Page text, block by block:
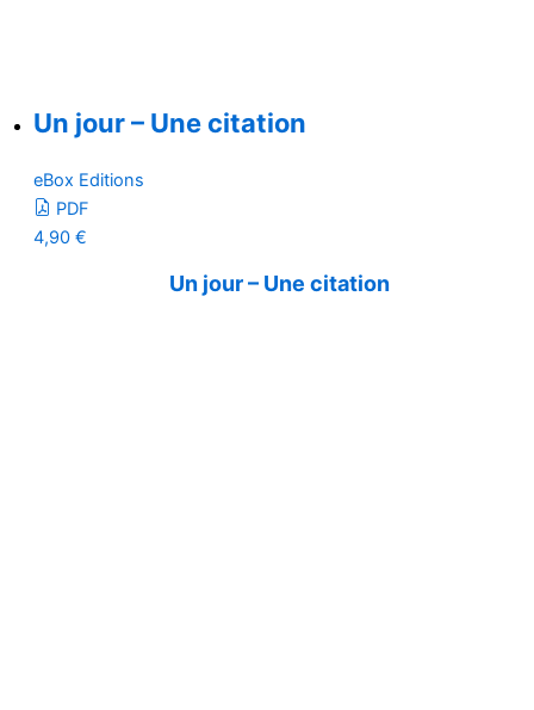
Un jour – Une citation
eBox Editions
PDF
4,90 €
Un jour – Une citation